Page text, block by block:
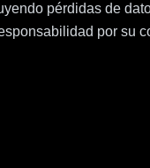
pérdidas de
por su